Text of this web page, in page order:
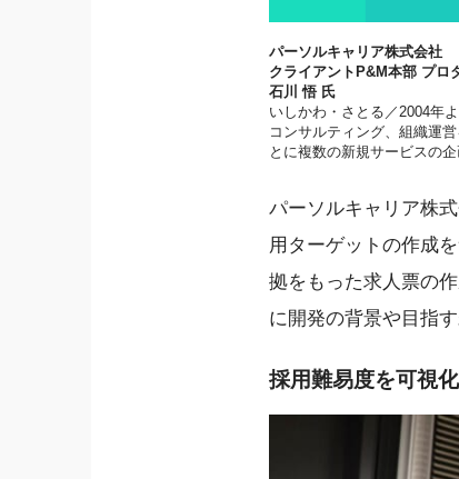
パーソルキャリア株式会社
クライアントP&M本部 プロ
石川 悟 氏
いしかわ・さとる／2004年
コンサルティング、組織運
とに複数の新規サービスの
パーソルキャリア株
用ターゲットの作成
拠をもった求人票の
に開発の背景や目指
採用難易度を可視